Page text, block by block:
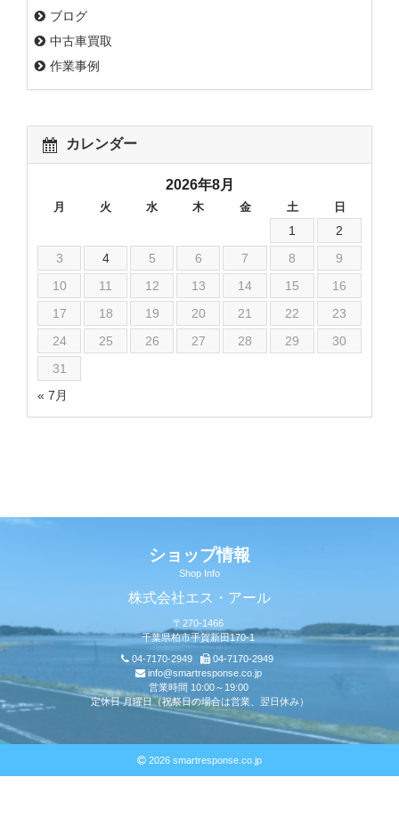
ブログ
中古車買取
作業事例
カレンダー
2026年8月
月 火 水 木 金 土 日
« 7月
1
2
3
4 5 6 7 8
9
10
11 12 13 14 15
16
17
18 19 20 21 22
23
24
25 26 27 28 29
30
31
ショップ情報
Shop Info
株式会社エス・アール
〒270-1466
千葉県柏市手賀新田170-1
04-7170-2949
04-7170-2949
info@smartresponse.co.jp
営業時間 10:00～19:00
定休日 月曜日（祝祭日の場合は営業、翌日休み）
2026 smartresponse.co.jp